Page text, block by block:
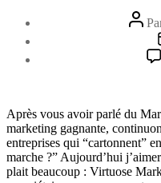
Auteur
de
Après vous avoir parlé du
marketing gagnante,
entreprises qui “cartonnent”
marche ?” Aujourd’hui
plait beaucoup : Virtuose